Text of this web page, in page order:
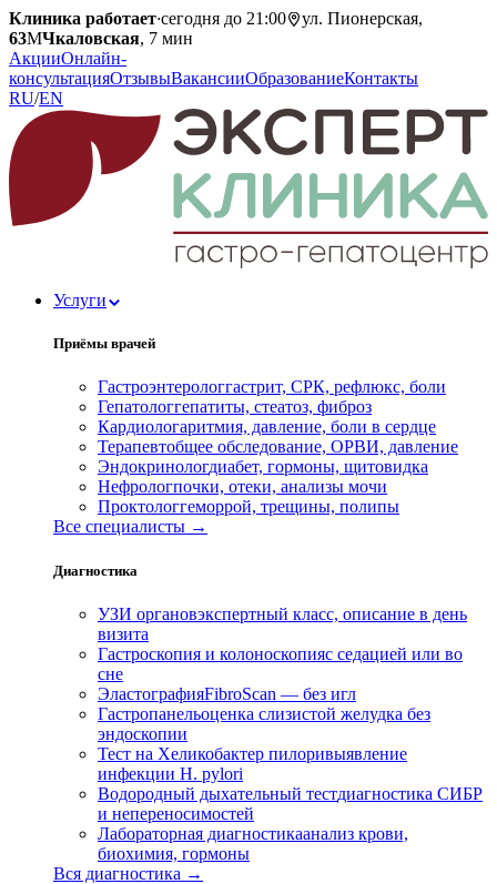
Клиника работает·сегодня до 21:00
ул. Пионерская,
63МЧкаловская, 7 мин
АкцииОнлайн-
консультацияОтзывыВакансииОбразованиеКонтакты
RU/EN
Услуги
Приёмы врачей
Гастроэнтерологгастрит, СРК, рефлюкс, боли
Гепатологгепатиты, стеатоз, фиброз
Кардиологаритмия, давление, боли в сердце
Терапевтобщее обследование, ОРВИ, давление
Эндокринологдиабет, гормоны, щитовидка
Нефрологпочки, отеки, анализы мочи
Проктологгеморрой, трещины, полипы
Все специалисты →
Диагностика
УЗИ органовэкспертный класс, описание в день
визита
Гастроскопия и колоноскопияс седацией или во
сне
ЭластографияFibroScan — без игл
Гастропанельоценка слизистой желудка без
эндоскопии
Тест на Хеликобактер пилоривыявление
инфекции H. pylori
Водородный дыхательный тестдиагностика СИБР
и непереносимостей
Лабораторная диагностикаанализ крови,
биохимия, гормоны
Вся диагностика →